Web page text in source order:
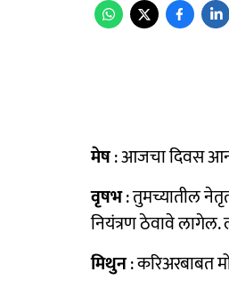
मेष: आजचा दिवस
वृषभ: तुमच्यातील
नियंत्रण ठेवावे
मिथुन: करिअरबाबत